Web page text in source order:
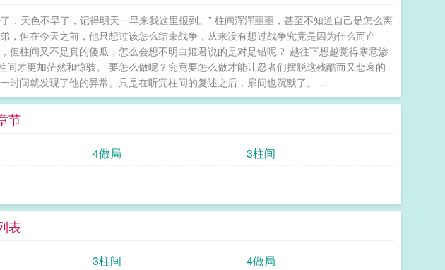
，天色不早了，记得明天一早来我这里报到。” 柱间浑浑噩噩，甚至不知道自己是怎么离
，但在今天之前，他只想过该怎么结束战争，从来没有想过战争究竟是因为什么而产
但柱间又不是真的傻瓜，怎么会想不明白姬君说的是对是错呢？ 越往下想越觉得寒意渗
才更加茫然和惊骇。 要怎么做呢？究竟要怎么做才能让忍者们摆脱这残酷而又悲哀的
时间就发现了他的异常。只是在听完柱间的复述之后，扉间也沉默了。 ...
节
4做局
3柱间
表
3柱间
4做局